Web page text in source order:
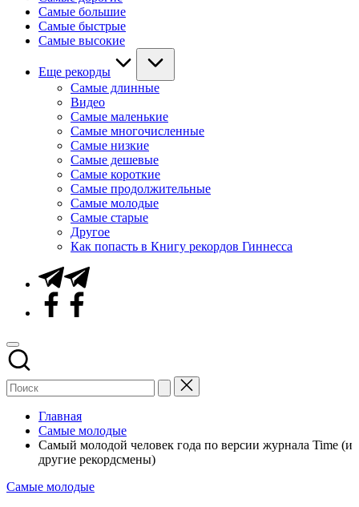
Самые большие
Самые быстрые
Самые высокие
Еще рекорды
Самые длинные
Видео
Самые маленькие
Самые многочисленные
Самые низкие
Самые дешевые
Самые короткие
Самые продолжительные
Самые молодые
Самые старые
Другое
Как попасть в Книгу рекордов Гиннесса
Telegram
Facebook
Главная
Самые молодые
Самый молодой человек года по версии журнала Time (и
другие рекордсмены)
Опубликовано
Самые молодые